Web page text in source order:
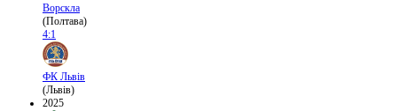
Ворскла
(Полтава)
4:1
ФК Львів
(Львів)
2025